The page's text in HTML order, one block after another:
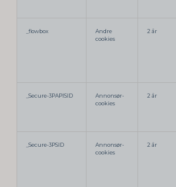
_flowbox
Andre
cookies
2 år
_Secure-3PAPISID
Annonsør-
cookies
2 år
_Secure-3PSID
Annonsør-
cookies
2 år